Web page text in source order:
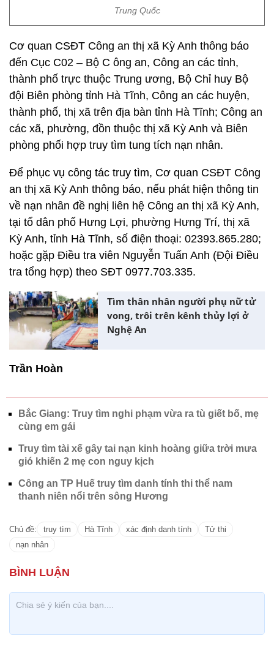
Trung Quốc
​Cơ quan CSĐT Công an thị xã Kỳ Anh thông báo
đến Cục C02 – Bộ C ông an, Công an các tỉnh,
thành phố trực thuộc Trung ương, Bộ Chỉ huy Bộ
đội Biên phòng tỉnh Hà Tĩnh, Công an các huyện,
thành phố, thị xã trên địa bàn tỉnh Hà Tĩnh; Công an
các xã, phường, đồn thuộc thị xã Kỳ Anh và Biên
phòng phối hợp truy tìm tung tích nạn nhân.
Để phục vụ công tác truy tìm, Cơ quan CSĐT Công
an thị xã Kỳ Anh thông báo, nếu phát hiện thông tin
về nạn nhân đề nghị liên hệ Công an thị xã Kỳ Anh,
tại tổ dân phố Hưng Lợi, phường Hưng Trí, thị xã
Kỳ Anh, tỉnh Hà Tĩnh, số điện thoại: 02393.865.280;
hoặc gặp Điều tra viên Nguyễn Tuấn Anh (Đội Điều
tra tổng hợp) theo SĐT 0977.703.335.
Tìm thân nhân người phụ nữ tử
vong, trôi trên kênh thủy lợi ở
Nghệ An
Trần Hoàn
Bắc Giang: Truy tìm nghi phạm vừa ra tù giết bố, mẹ
cùng em gái
Truy tìm tài xế gây tai nạn kinh hoàng giữa trời mưa
gió khiến 2 mẹ con nguy kịch
Công an TP Huế truy tìm danh tính thi thể nam
thanh niên nổi trên sông Hương
Chủ đề: truy tìm Hà Tĩnh xác định danh tính
Tử thi
nạn nhân